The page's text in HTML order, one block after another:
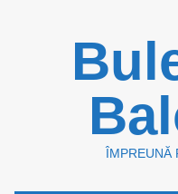
ÎMPREUNĂ